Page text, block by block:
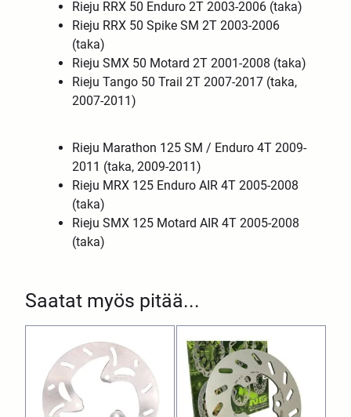
Saatat myös pitää...
Rieju RRX 50 Enduro 2T 2003-2006 (taka)
Rieju RRX 50 Spike SM 2T 2003-2006
(taka)
Rieju SMX 50 Motard 2T 2001-2008 (taka)
Rieju Tango 50 Trail 2T 2007-2017 (taka,
2007-2011)
Rieju Marathon 125 SM / Enduro 4T 2009-
2011 (taka, 2009-2011)
Rieju MRX 125 Enduro AIR 4T 2005-2008
(taka)
Rieju SMX 125 Motard AIR 4T 2005-2008
(taka)